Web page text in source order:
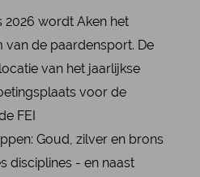
2026 wordt Aken het
van de paardensport. De
van het jaarlijkse
voor de
FEI
Goud, zilver en brons
disciplines - en naast